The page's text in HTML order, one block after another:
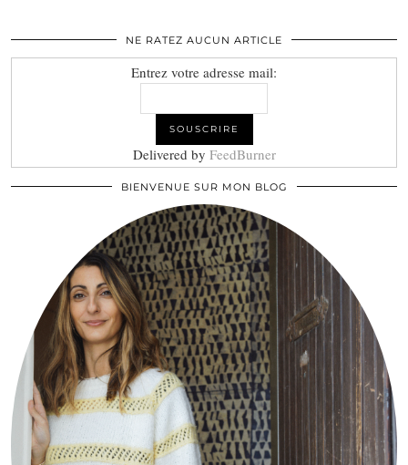
NE RATEZ AUCUN ARTICLE
Entrez votre adresse mail:
Delivered by FeedBurner
BIENVENUE SUR MON BLOG